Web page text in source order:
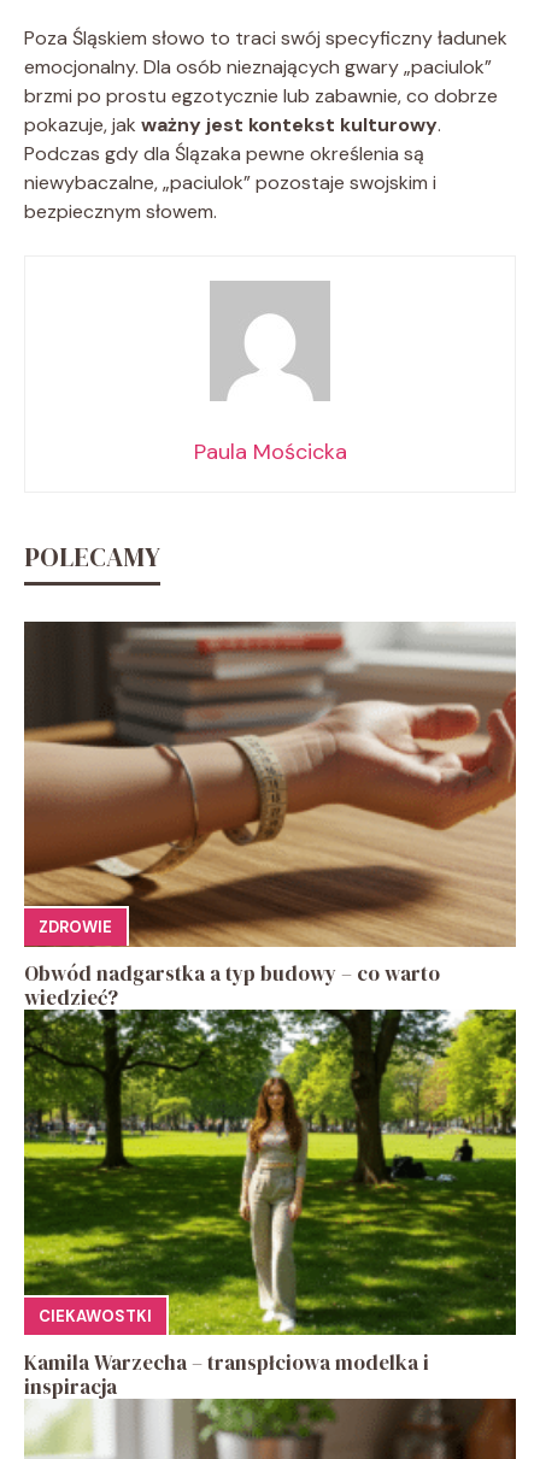
Poza Śląskiem słowo to traci swój specyficzny ładunek
emocjonalny. Dla osób nieznających gwary „paciulok”
brzmi po prostu egzotycznie lub zabawnie, co dobrze
pokazuje, jak ważny jest kontekst kulturowy.
Podczas gdy dla Ślązaka pewne określenia są
niewybaczalne, „paciulok” pozostaje swojskim i
bezpiecznym słowem.
Paula Mościcka
POLECAMY
ZDROWIE
Obwód nadgarstka a typ budowy – co warto
wiedzieć?
CIEKAWOSTKI
Kamila Warzecha – transpłciowa modelka i
inspiracja